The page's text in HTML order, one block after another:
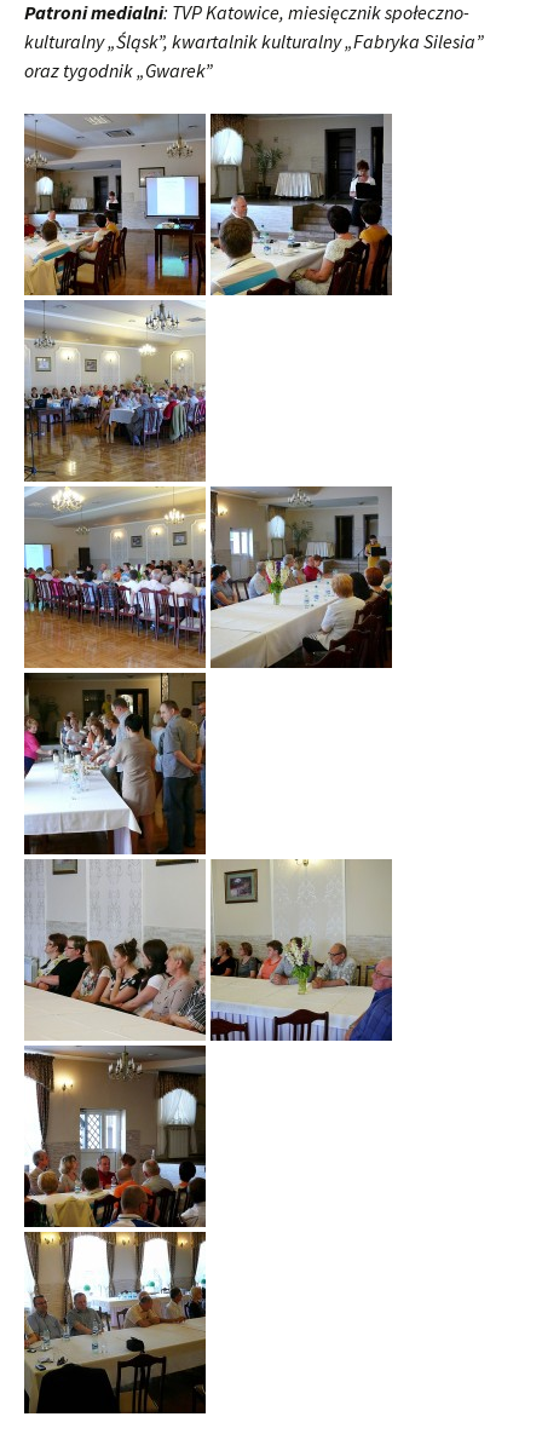
Patroni medialni: TVP Katowice, miesięcznik społeczno-
kulturalny „Śląsk”, kwartalnik kulturalny „Fabryka Silesia”
oraz tygodnik „Gwarek”